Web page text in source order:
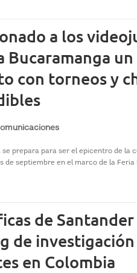
a los
Bucaramanga
con torneos y
se prepara para ser el epicentro de la
de septiembre en el marco de la Feria
de
de
en Colombia